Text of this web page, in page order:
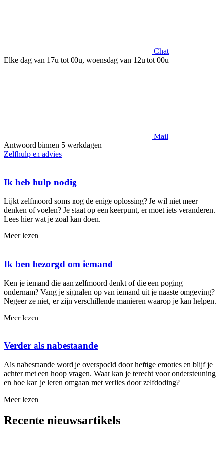
Chat
Elke dag van 17u tot 00u, woensdag van 12u tot 00u
Mail
Antwoord binnen 5 werkdagen
Zelfhulp en advies
Ik heb hulp nodig
Lijkt zelfmoord soms nog de enige oplossing? Je wil niet meer
denken of voelen? Je staat op een keerpunt, er moet iets veranderen.
Lees hier wat je zoal kan doen.
Meer lezen
Ik ben bezorgd om iemand
Ken je iemand die aan zelfmoord denkt of die een poging
ondernam? Vang je signalen op van iemand uit je naaste omgeving?
Negeer ze niet, er zijn verschillende manieren waarop je kan helpen.
Meer lezen
Verder als nabestaande
Als nabestaande word je overspoeld door heftige emoties en blijf je
achter met een hoop vragen. Waar kan je terecht voor ondersteuning
en hoe kan je leren omgaan met verlies door zelfdoding?
Meer lezen
Recente nieuwsartikels